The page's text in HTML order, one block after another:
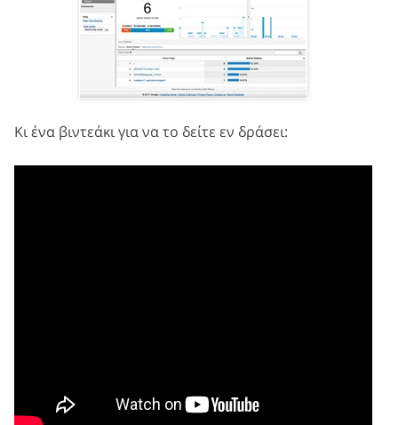
Κι ένα βιντεάκι για να το δείτε εν δράσει: